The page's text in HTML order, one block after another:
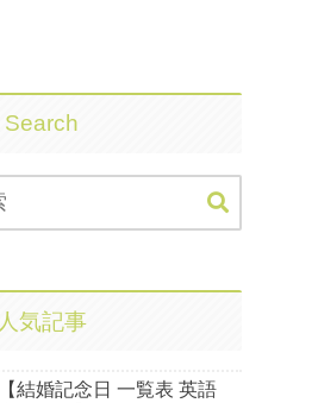
Search
人気記事
【結婚記念日 一覧表 英語